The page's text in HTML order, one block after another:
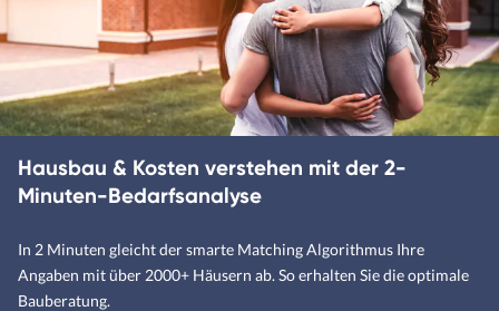
Wohnungsbauprämie nutzen
Wohnriester Vorteile
Baukindergeld Antrag
Darlehensformen entdecken
Fehler vermeiden
Finanzierung im Überblick
Hausbau für Paare
Hypothek oder Grundschuld?
Mietkauf Erfahrungen
Hausbau & Kosten verstehen mit der 2-
Minuten-Bedarfsanalyse
In 2 Minuten gleicht der smarte Matching Algorithmus Ihre
Angaben mit über 2000+ Häusern ab. So erhalten Sie die optimale
Bauberatung.